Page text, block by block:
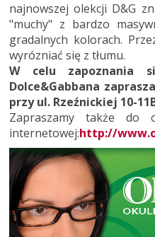
najnowszej olekcji D&G
"muchy" z bardzo
gradalnych kolorach.
wyrózniać się z tłumu.
W celu zapoznania
Dolce&Gabbana
przy ul. Rzeźnickiej 10-
Zapraszamy także do
internetowej:http://